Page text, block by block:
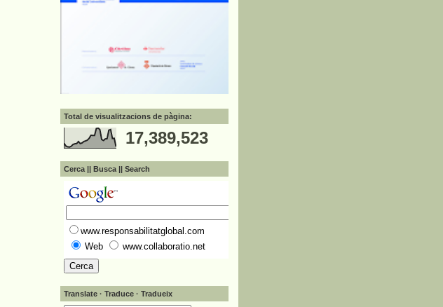
Total de visualitzacions de pàgina:
17,389,523
Cerca || Busca || Search
www.responsabilitatglobal.com
Web
www.collaboratio.net
Translate · Traduce · Tradueix